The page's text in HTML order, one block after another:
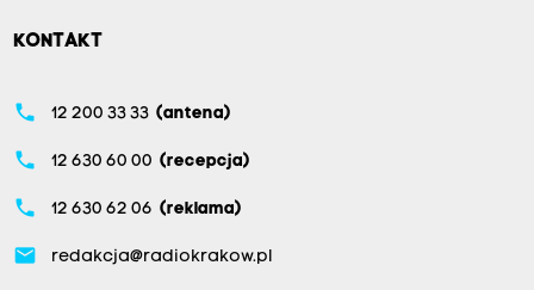
KONTAKT
phone 12 200 33 33 (antena)
phone 12 630 60 00 (recepcja)
phone 12 630 62 06 (reklama)
email redakcja@radiokrakow.pl